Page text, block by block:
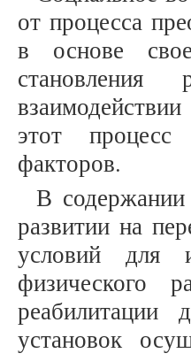
от процесса
в основе
этот процесс
факторов.
В
развитии на
условий для
физического
реабилитации
установок